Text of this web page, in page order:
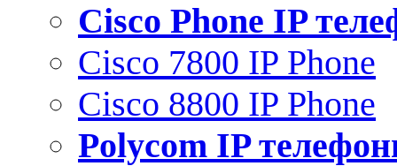
Сisco Phone IP
Cisco 7800 IP Phone
Cisco 8800 IP Phone
Polycom IP